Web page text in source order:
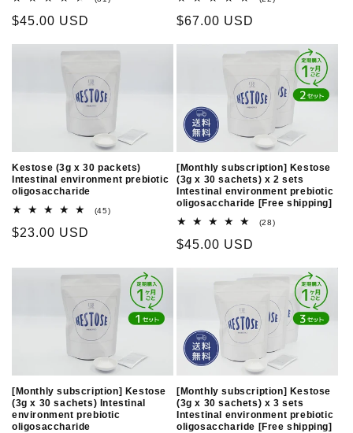
Regular
$45.00 USD
Regular
$67.00 USD
Kestose (3g x 30 packets)
Intestinal environment prebiotic
oligosaccharide
(45)45
Regular
$23.00 USD
[Monthly subscription] Kestose
(3g x 30 sachets) x 2 sets
Intestinal environment prebiotic
oligosaccharide [Free shipping]
(28)28
Regular
$45.00 USD
[Monthly subscription] Kestose
(3g x 30 sachets) Intestinal
environment prebiotic
oligosaccharide
[Monthly subscription] Kestose
(3g x 30 sachets) x 3 sets
Intestinal environment prebiotic
oligosaccharide [Free shipping]